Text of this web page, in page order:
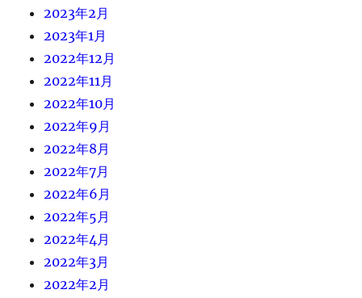
2023年2月
2023年1月
2022年12月
2022年11月
2022年10月
2022年9月
2022年8月
2022年7月
2022年6月
2022年5月
2022年4月
2022年3月
2022年2月